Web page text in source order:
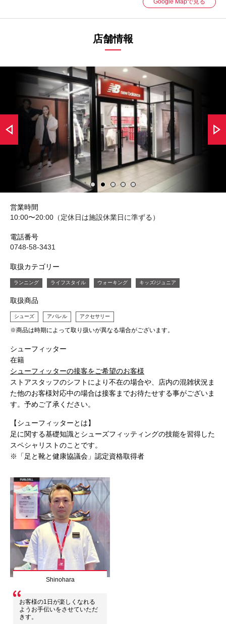
Google Mapで見る
店舗情報
営業時間
10:00〜20:00（定休日は施設休業日に準ずる）
電話番号
0748-58-3431
取扱カテゴリー
ランニング ライフスタイル ウォーキング キッズ/ジュニア
取扱商品
シューズ アパレル アクセサリー
※商品は時期によって取り扱いが異なる場合がございます。
シューフィッター
在籍
シューフィッターの接客をご希望のお客様
ストアスタッフのシフトにより不在の場合や、店内の混雑状況ま
た他のお客様対応中の場合は接客までお待たせする事がございま
す。予めご了承ください。
【シューフィッターとは】
足に関する基礎知識とシューズフィッティングの技能を習得した
スペシャリストのことです。
※「足と靴と健康協議会」認定資格取得者
Shinohara
お客様の1日が楽しくなれる
ようお手伝いをさせていただ
きす。